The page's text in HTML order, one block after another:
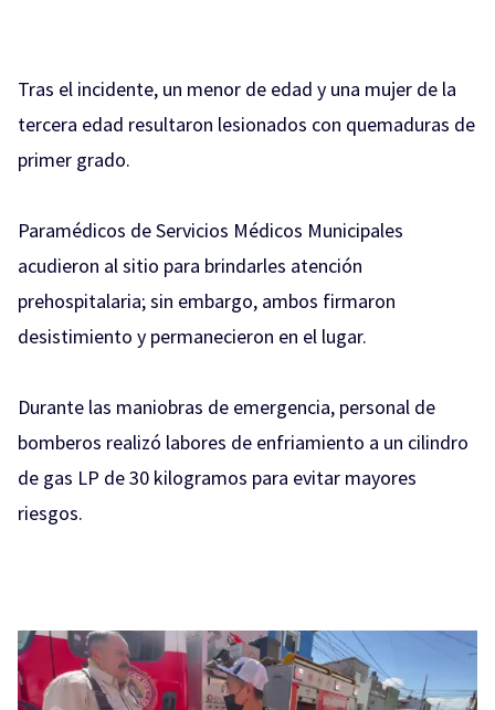
Tras el incidente, un menor de edad y una mujer de la
tercera edad resultaron lesionados con quemaduras de
primer grado.
Paramédicos de Servicios Médicos Municipales
acudieron al sitio para brindarles atención
prehospitalaria; sin embargo, ambos firmaron
desistimiento y permanecieron en el lugar.
Durante las maniobras de emergencia, personal de
bomberos realizó labores de enfriamiento a un cilindro
de gas LP de 30 kilogramos para evitar mayores
riesgos.